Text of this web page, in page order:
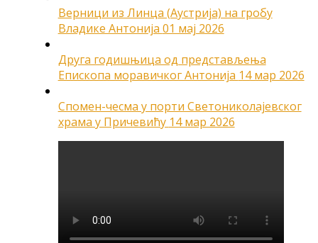
Верници из Линца (Аустрија) на гробу
Владике Антонија 01 мај 2026
Друга годишњица од представљења
Епископа моравичког Антонија 14 мар 2026
Спомен-чесма у порти Светониколајевског
храма у Причевићу 14 мар 2026